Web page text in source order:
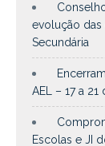
evolução das
Secundária
AEL – 17 a
Escolas e JI